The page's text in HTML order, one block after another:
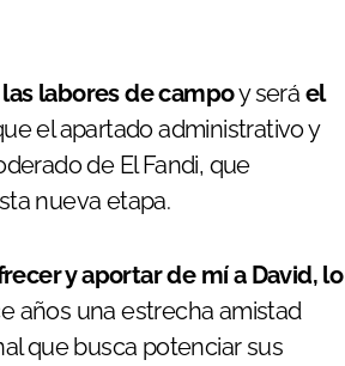
las labores de campoy será el
el apartado administrativo y
de El Fandi, que
nueva etapa.
y aportar de mí a David, lo
años una estrecha amistad
que busca potenciar sus